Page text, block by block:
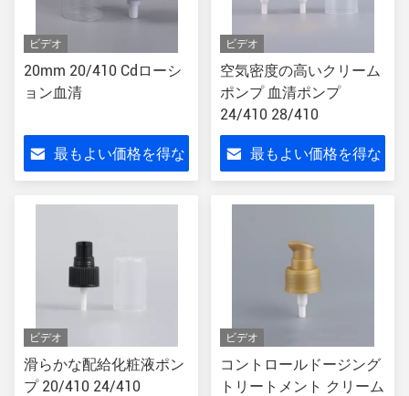
ビデオ
20mm 20/410 Cdローシ
ョン血清
最もよい価格を得な
ビデオ
空気密度の高いクリーム
ポンプ 血清ポンプ
24/410 28/410
最もよい価格を得な
ビデオ
滑らかな配給化粧液ポン
プ 20/410 24/410
ビデオ
コントロールドージング
トリートメント クリーム